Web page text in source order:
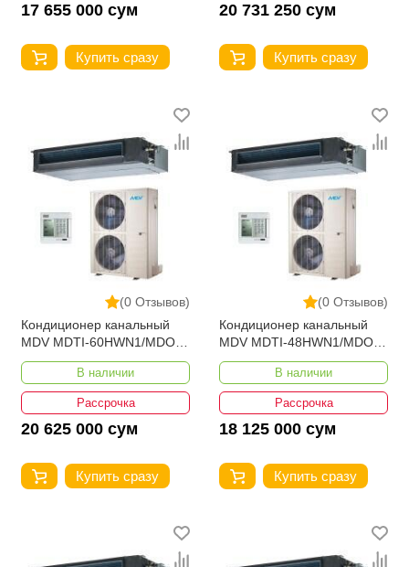
17 655 000 сум
Купить сразу
20 731 250 сум
Купить сразу
(0 Отзывов)
Кондиционер канальный
MDV MDTI-60HWN1/MDOU-
60HN1-L
В наличии
Рассрочка
20 625 000 сум
Купить сразу
(0 Отзывов)
Кондиционер канальный
MDV MDTI-48HWN1/MDOU-
48HN1-L
В наличии
Рассрочка
18 125 000 сум
Купить сразу